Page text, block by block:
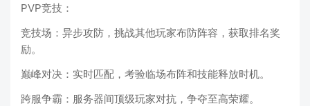
PVP竞技：
竞技场：异步攻防，挑战其他玩家布防阵容，获取排名奖
励。
巅峰对决：实时匹配，考验临场布阵和技能释放时机。
跨服争霸：服务器间顶级玩家对抗，争夺至高荣耀。